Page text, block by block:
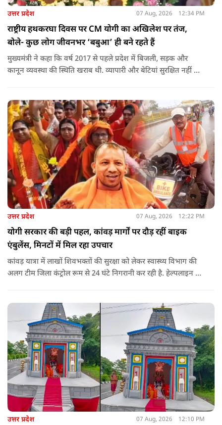
उत्तर प्रदेश 07 Aug, 2026 12:34 PM
राष्ट्रीय हथकरघा दिवस पर CM योगी का अखिलेश पर तंज,
बोले- कुछ लोग जीवनभर ‘बबुआ’ ही बने रहते हैं
मुख्यमंत्री ने कहा कि वर्ष 2017 से पहले प्रदेश में बिजली, सड़क और
कानून व्यवस्था की स्थिति खराब थी. व्यापारी और बेटियां सुरक्षित नहीं थीं.
हस्तशिल्पियों को उठाना पड़ा.
उत्तर प्रदेश 07 Aug, 2026 12:22 PM
योगी सरकार की बड़ी पहल, कांवड़ मार्गों पर दौड़ रहीं बाइक
एंबुलेंस, मिनटों में मिल रहा उपचार
कांवड़ यात्रा में लाखों शिवभक्तों की सुरक्षा को लेकर स्वास्थ्य विभाग की
अलग टीम जिला कंट्रोल रूम से 24 घंटे निगरानी कर रही है. हेल्पलाइन पर
उत्तर प्रदेश 07 Aug, 2026 12:10 PM